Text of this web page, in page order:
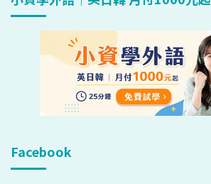
Facebook